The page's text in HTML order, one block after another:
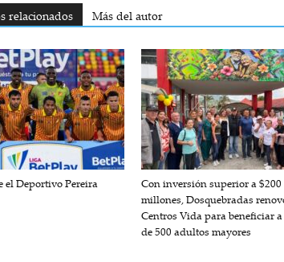
relacionados Más del autor
el Deportivo Pereira
Con inversión superior a $200
millones, Dosquebradas
Centros Vida para beneficiar a
de 500 adultos mayores